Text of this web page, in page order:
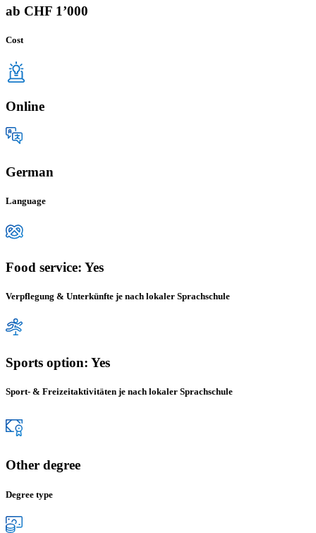
ab CHF 1’000
Cost
Online
German
Language
Food service: Yes
Verpflegung & Unterkünfte je nach lokaler Sprachschule
Sports option: Yes
Sport- & Freizeitaktivitäten je nach lokaler Sprachschule
Other degree
Degree type